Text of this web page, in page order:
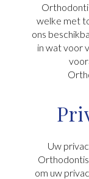
welke met
ons
in wat voor
Uw
om uw